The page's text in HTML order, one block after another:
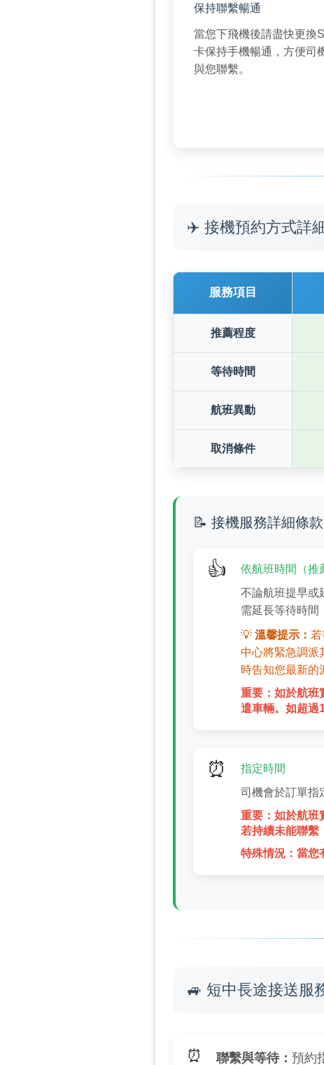
保持聯繫暢通
當您下飛機後請盡快更換
卡保持手機暢通，方便司
與您聯繫。
✈️ 接機預約方式詳
服務項目
推薦程度
等待時間
航班異動
取消條件
📝 接機服務詳細條款
👍
依航班時間（推
不論航班提早或
需延長等待時間
💡 溫馨提示：
中心將緊急調派
時告知您最新的
重要：如於航班
遣車輛。如超過
⏰
指定時間
司機會於訂單指
重要：如於航班
若持續未能聯繫
特殊情況：當您
🚙 短中長途接送服
⏰ 聯繫與等待： 預約